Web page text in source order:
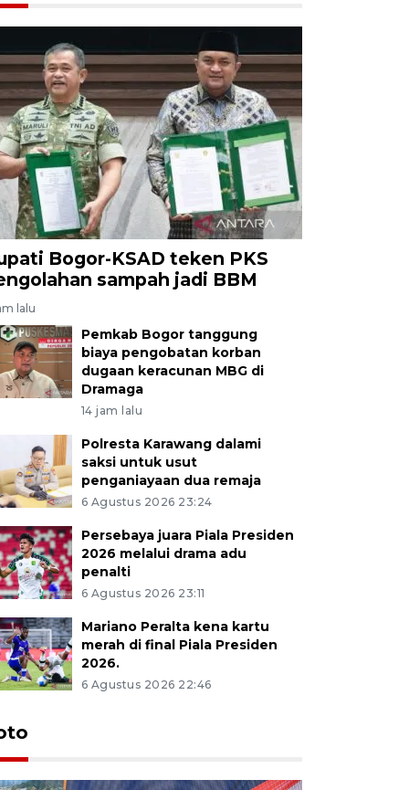
Bogor-KSAD teken PKS
sampah jadi BBM
lalu
Pemkab Bogor tanggung
biaya pengobatan korban
dugaan keracunan MBG di
Dramaga
14 jam lalu
Polresta Karawang dalami
saksi untuk usut
penganiayaan dua remaja
6 Agustus 2026 23:24
Persebaya juara Piala Presiden
2026 melalui drama adu
penalti
6 Agustus 2026 23:11
Mariano Peralta kena kartu
merah di final Piala Presiden
2026.
6 Agustus 2026 22:46